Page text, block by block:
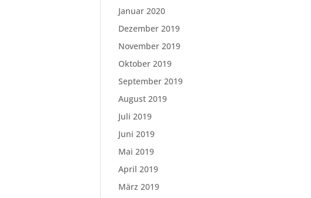
Januar 2020
Dezember 2019
November 2019
Oktober 2019
September 2019
August 2019
Juli 2019
Juni 2019
Mai 2019
April 2019
März 2019